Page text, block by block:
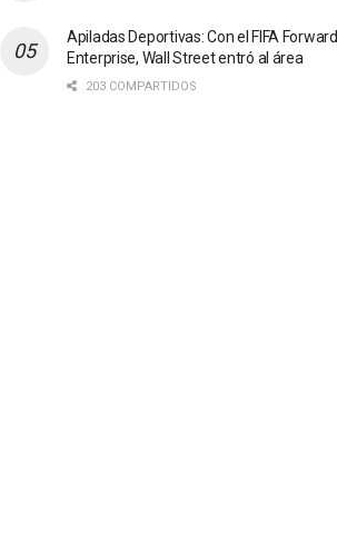
Apiladas Deportivas: Con el FIFA Forward
Enterprise, Wall Street entró al área
203 COMPARTIDOS